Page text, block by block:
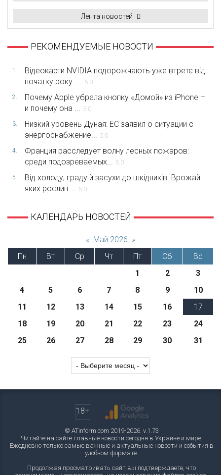
Лента новостей
РЕКОМЕНДУЕМЫЕ НОВОСТИ
1.
Відеокарти NVIDIA подорожчають уже втретє від
початку року: ... 5.0
2.
Почему Apple убрала кнопку «Домой» из iPhone –
и почему она ... 5.0
3.
Низкий уровень Дуная: ЕС заявил о ситуации с
энергоснабжение... 5.0
4.
Франция расследует волну лесных пожаров:
среди подозреваемых... 5.0
5.
Від холоду, граду й засухи до шкідників. Врожай
яких рослин ... 5.0
КАЛЕНДАРЬ НОВОСТЕЙ
« Май 2026 »
Пн
Вт Ср Чт Пт Сб
Вс
1
2
3
4
5 6 7 8 9
10
11
12 13 14 15 16
17
18
19 20 21 22 23
24
25
26 27 28 29 30 31
18+
© ATinform.com 2019-2026. v.1.73
Читайте на сайте главные новости сегодня в Украине и мире.
Ежедневно только самые важные и актуальные новости и события в
удобном формате.
Продолжая просматривать сайт вы подтверждаете, что